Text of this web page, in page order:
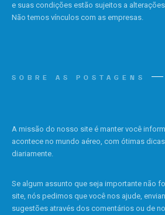
e suas condições estão sujeitos a
Não temos vínculos com as empresas.
SOBRE AS POSTAGENS
A missão do nosso site é manter você
acontece no mundo aéreo, com ótimas
diariamente.
Se algum assunto que seja importante não
site, nós pedimos que você nos ajude,
sugestões através dos comentários ou de